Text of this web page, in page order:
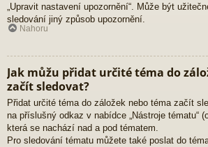
„Upravit nastavení upozornění“. Může být
sledování jiný způsob upozornění.
Nahoru
Jak můžu přidat určité téma do
začít sledovat?
Přidat určité téma do záložek nebo téma začít
na příslušný odkaz v nabídce „Nástroje tématu“
která se nachází nad a pod tématem.
Pro sledování tématu můžete také poslat do